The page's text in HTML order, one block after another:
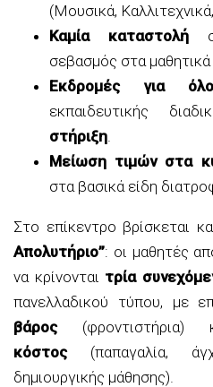
(Μουσικά,
Καμία καταστολήσε
σεβασμός στα μαθητικά
Εκδρομές για
εκπαιδευτικής
στήριξη
Μείωση τιμών στα
στα βασικά είδη
Στο επίκεντρο βρίσκεται
Απολυτήριο”: οι μαθητές
να κρίνονται τρία
πανελλαδικού τύπου, με
βάρος
κόστος(παπαγαλία,
δημιουργικής μάθησης).